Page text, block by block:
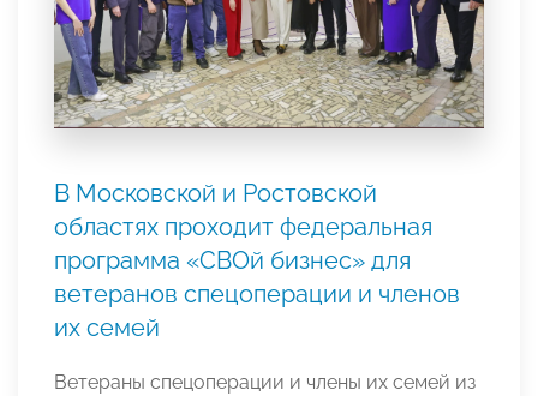
В Московской и Ростовской
областях проходит федеральная
программа «СВОй бизнес» для
ветеранов спецоперации и членов
их семей
Ветераны спецоперации и члены их семей из